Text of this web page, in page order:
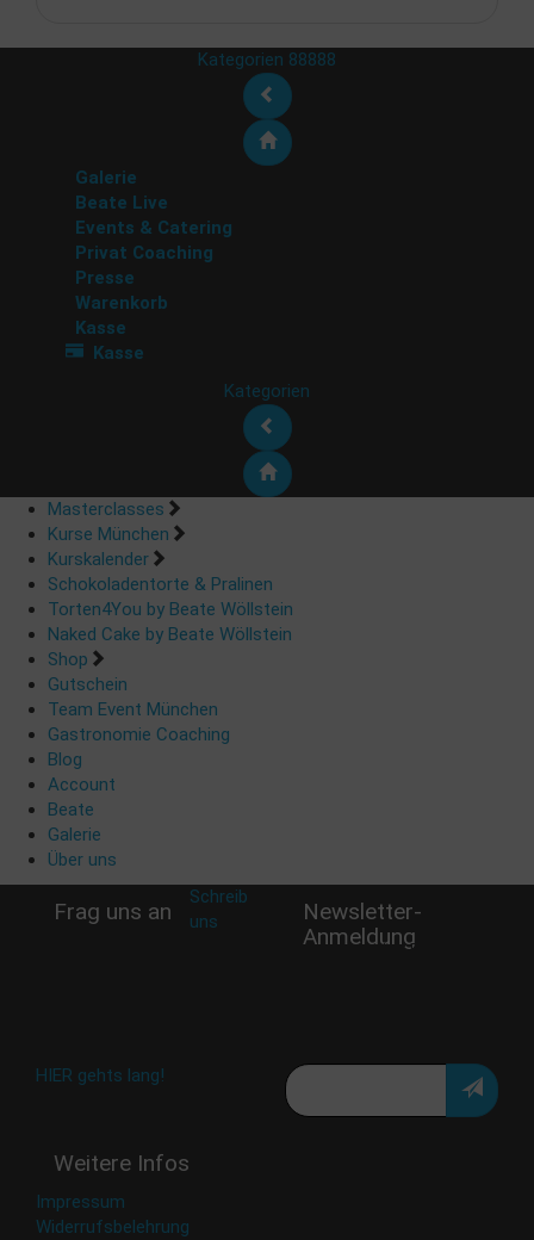
Kategorien 88888
Galerie
Beate Live
Events & Catering
Privat Coaching
Presse
Warenkorb
Kasse
Kasse
Kategorien
Masterclasses
Kurse München
Kurskalender
Schokoladentorte & Pralinen
Torten4You by Beate Wöllstein
Naked Cake by Beate Wöllstein
Shop
Gutschein
Team Event München
Gastronomie Coaching
Blog
Account
Beate
Galerie
Über uns
Frag uns an
Schreib
uns
HIER gehts lang!
Weitere Infos
Impressum
Widerrufsbelehrung
Newsletter-
Anmeldung
Verpasse keine Rabatt-